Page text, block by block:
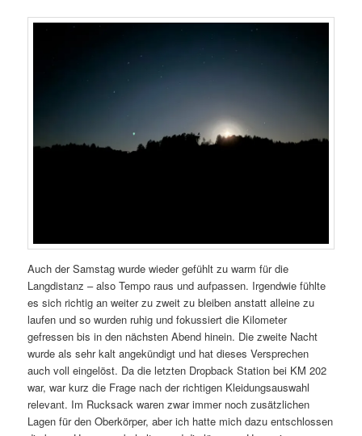
Auch der Samstag wurde wieder gefühlt zu warm für die
Langdistanz – also Tempo raus und aufpassen. Irgendwie fühlte
es sich richtig an weiter zu zweit zu bleiben anstatt alleine zu
laufen und so wurden ruhig und fokussiert die Kilometer
gefressen bis in den nächsten Abend hinein. Die zweite Nacht
wurde als sehr kalt angekündigt und hat dieses Versprechen
auch voll eingelöst. Da die letzten Dropback Station bei KM 202
war, war kurz die Frage nach der richtigen Kleidungsauswahl
relevant. Im Rucksack waren zwar immer noch zusätzlichen
Lagen für den Oberkörper, aber ich hatte mich dazu entschlossen